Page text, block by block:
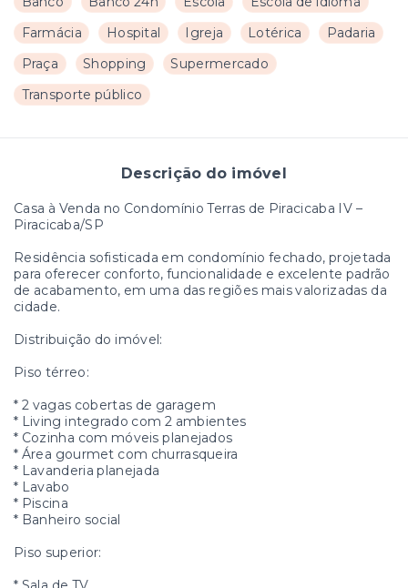
Farmácia
Hospital Igreja Lotérica
Padaria
Praça
Shopping
Supermercado
Transporte público
Descrição do imóvel
Casa à Venda no Condomínio Terras de Piracicaba IV –
Piracicaba/SP
Residência sofisticada em condomínio fechado, projetada
para oferecer conforto, funcionalidade e excelente padrão
de acabamento, em uma das regiões mais valorizadas da
cidade.
Distribuição do imóvel:
Piso térreo:
* 2 vagas cobertas de garagem
* Living integrado com 2 ambientes
* Cozinha com móveis planejados
* Área gourmet com churrasqueira
* Lavanderia planejada
* Lavabo
* Piscina
* Banheiro social
Piso superior: